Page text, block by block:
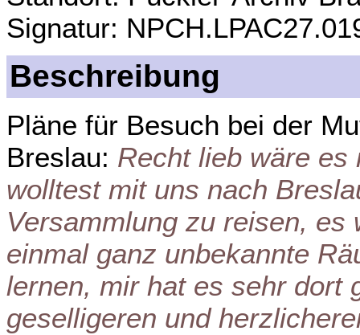
Signatur:
Beschreibung
Pläne für Besuch bei der
Breslau: Recht lieb wäre es
wolltest mit uns nach
Versammlung zu reisen,
einmal ganz unbekannte
lernen, mir hat es sehr dort
geselligeren und